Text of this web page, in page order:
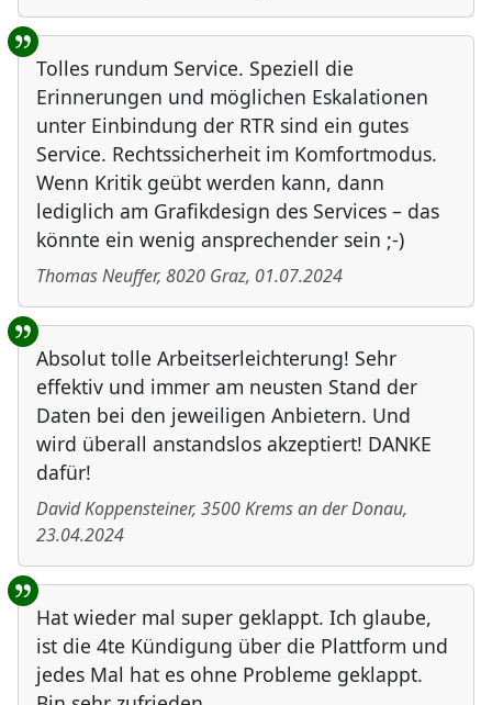
Tolles rundum Service. Speziell die
Erinnerungen und möglichen Eskalationen
unter Einbindung der RTR sind ein gutes
Service. Rechtssicherheit im Komfortmodus.
Wenn Kritik geübt werden kann, dann
lediglich am Grafikdesign des Services – das
könnte ein wenig ansprechender sein ;-)
Thomas Neuffer, 8020 Graz, 01.07.2024
Absolut tolle Arbeitserleichterung! Sehr
effektiv und immer am neusten Stand der
Daten bei den jeweiligen Anbietern. Und
wird überall anstandslos akzeptiert! DANKE
dafür!
David Koppensteiner, 3500Krems an der Donau,
23.04.2024
Hat wieder mal super geklappt. Ich glaube,
ist die 4te Kündigung über die Plattform und
jedes Mal hat es ohne Probleme geklappt.